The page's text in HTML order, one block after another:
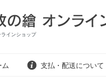
インショップ
ム 支払・配送について